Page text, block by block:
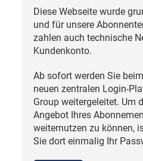
Diese Webseite wurde
und für unsere
zahlen auch technische
Kundenkonto.
Ab sofort werden Sie
neuen zentralen Login-
Group weitergeleitet. Um
Angebot Ihres
weiternutzen zu können,
Sie dort einmalig Ihr